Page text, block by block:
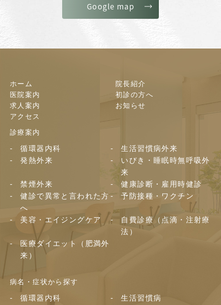
Google map
ホーム
院長紹介
医院案内
初診の方へ
求人案内
お知らせ
アクセス
診療案内
循環器内科
生活習慣病外来
発熱外来
いびき・睡眠時無呼吸外
来
禁煙外来
健康診断・雇用時健診
健診で異常と言われた方
へ
予防接種・ワクチン
美容・エイジングケア
自費診療（点滴・注射療
法）
医療ダイエット（肥満外
来）
病名・症状から探す
循環器内科 生活習慣病